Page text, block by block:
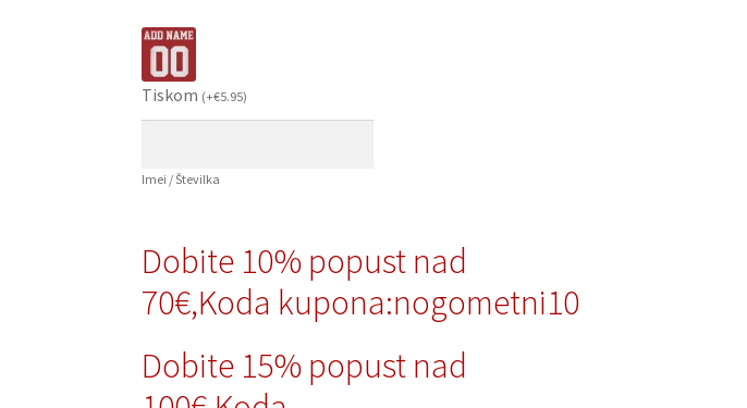
Tiskom (+€5.95)
Imei / Številka
Dobite 10% popust nad
70€,Koda kupona:nogometni10
Dobite 15% popust nad